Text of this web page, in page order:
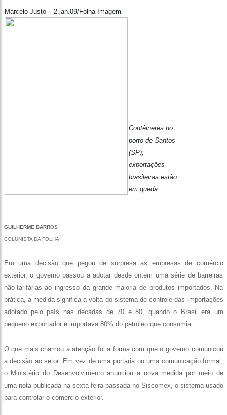
Marcelo Justo – 2.jan.09/Folha Imagem
Contêineres no
porto de Santos
(SP);
exportações
brasileiras estão
em queda
GUILHERME BARROS
COLUNISTA DA FOLHA
Em uma decisão que pegou de surpresa as empresas de comércio
exterior, o governo passou a adotar desde ontem uma série de barreiras
não-tarifárias ao ingresso da grande maioria de produtos importados. Na
prática, a medida significa a volta do sistema de controle das importações
adotado pelo país nas décadas de 70 e 80, quando o Brasil era um
pequeno exportador e importava 80% do petróleo que consumia.
O que mais chamou a atenção foi a forma com que o governo comunicou
a decisão ao setor. Em vez de uma portaria ou uma comunicação formal,
o Ministério do Desenvolvimento anunciou a nova medida por meio de
uma nota publicada na sexta-feira passada no Siscomex, o sistema usado
para controlar o comércio exterior.